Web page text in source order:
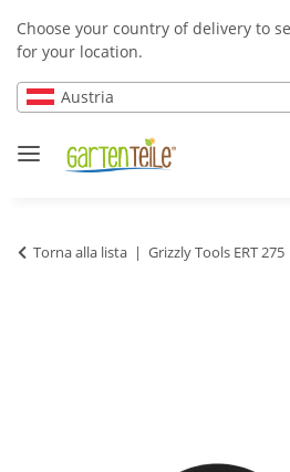
Choose your country of delivery to
for your location.
Austria
Torna alla lista Grizzly Tools ERT 275